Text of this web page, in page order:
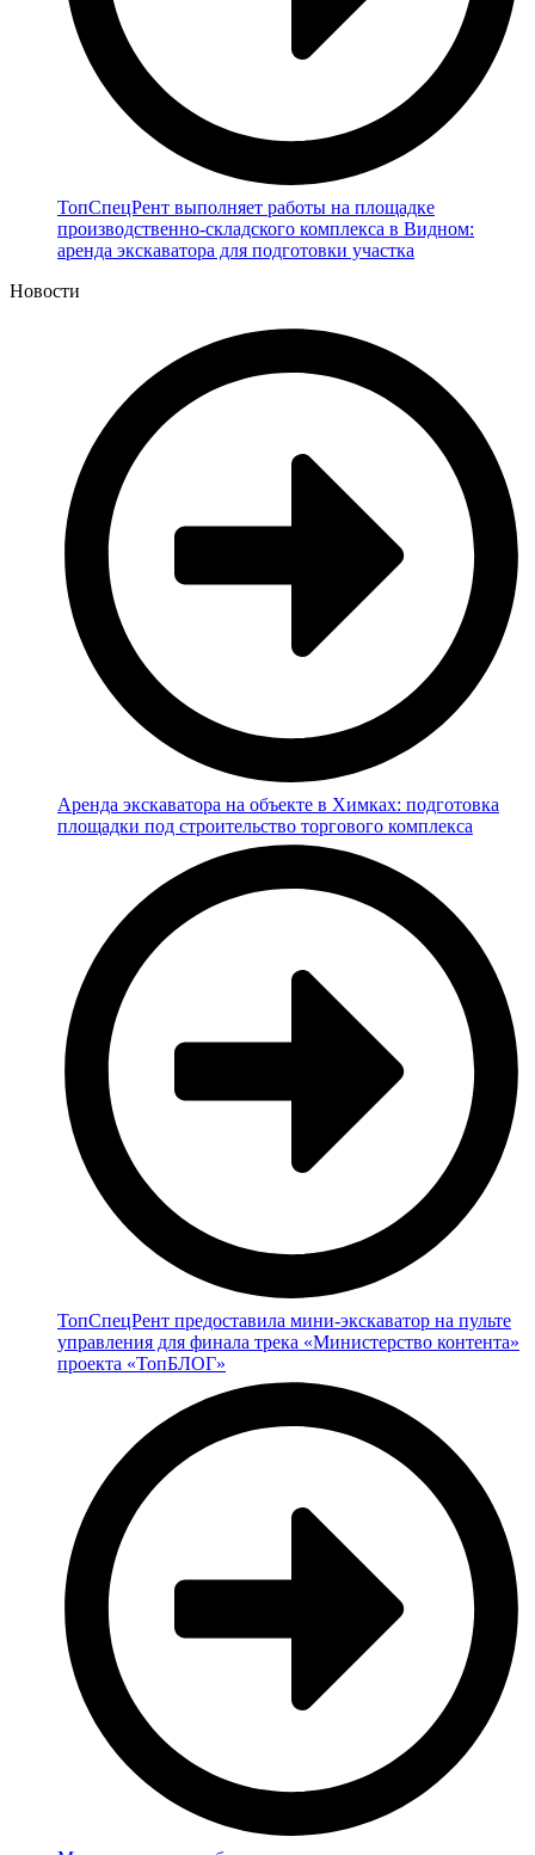
ТопСпецРент выполняет работы на площадке
производственно-складского комплекса в Видном:
аренда экскаватора для подготовки участка
Новости
Аренда экскаватора на объекте в Химках: подготовка
площадки под строительство торгового комплекса
ТопСпецРент предоставила мини-экскаватор на пульте
управления для финала трека «Министерство контента»
проекта «ТопБЛОГ»